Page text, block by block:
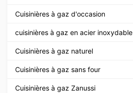
Cuisinières à gaz d'occasion
cuisinières à gaz en acier inoxydable
Cuisinières à gaz naturel
Cuisinières à gaz sans four
Cuisinières à gaz Zanussi